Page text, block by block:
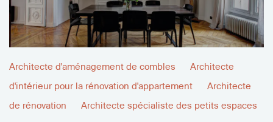
Architecte d'aménagement de combles
Architecte
d'intérieur pour la rénovation d'appartement
Architecte
de rénovation
Architecte spécialiste des petits espaces